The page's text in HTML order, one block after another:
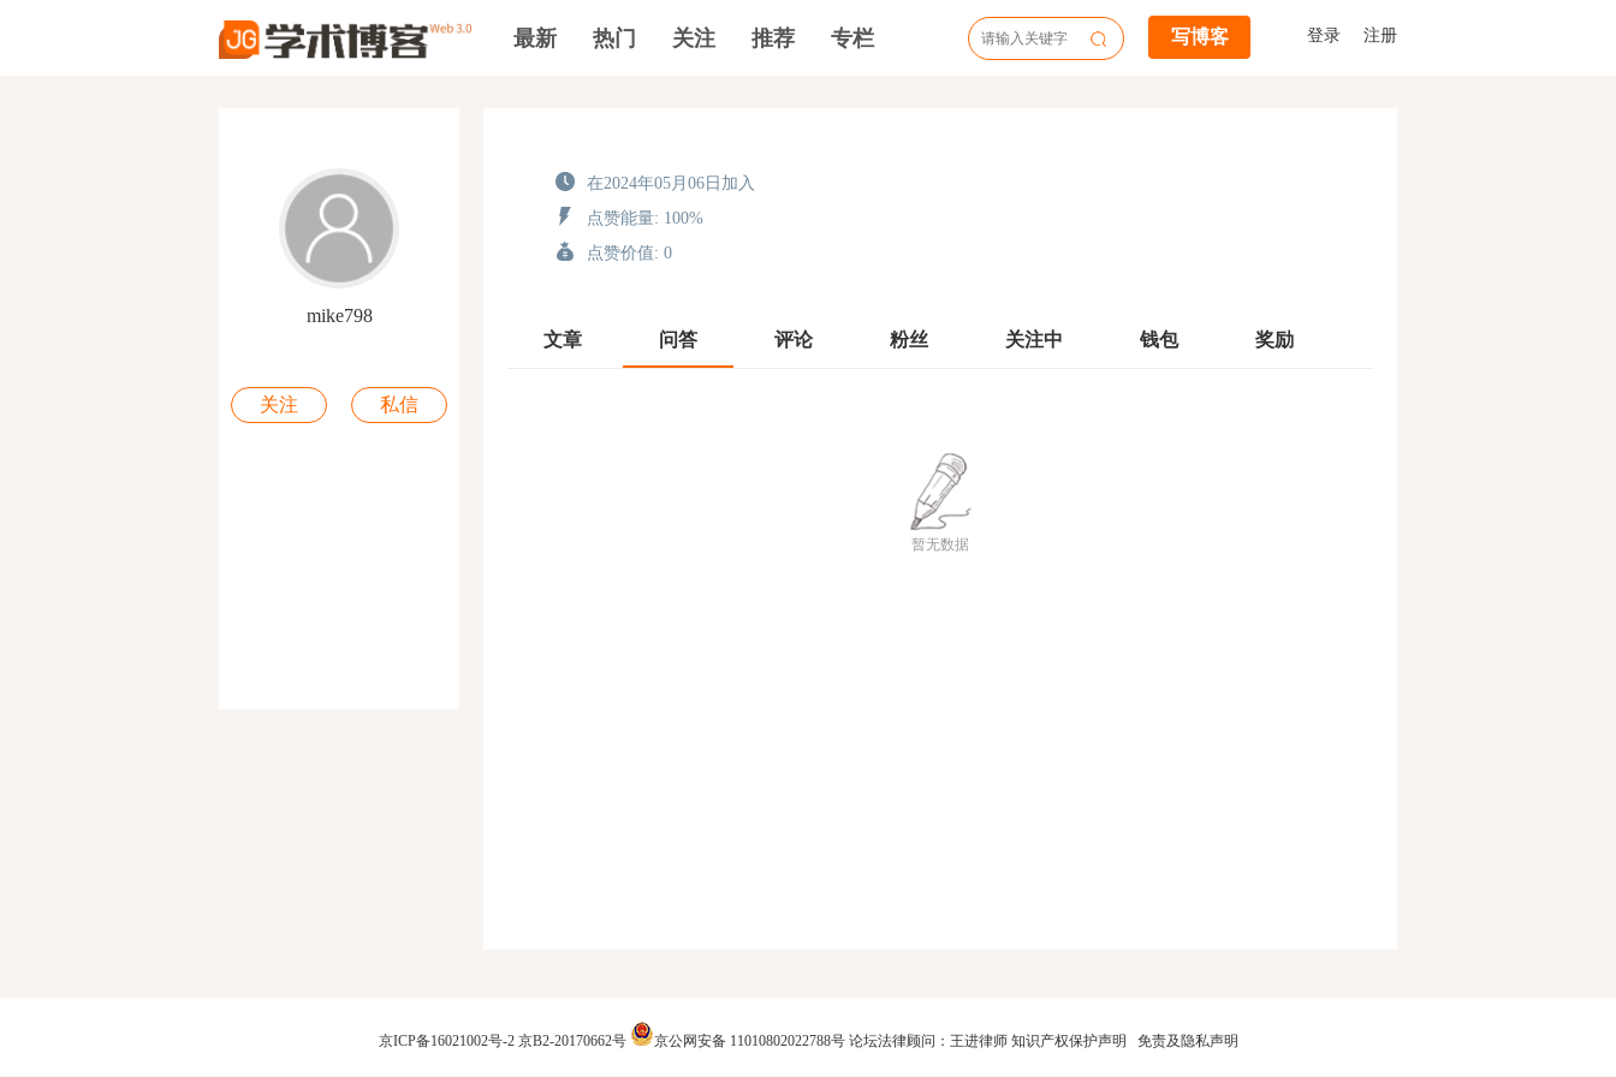
最新 热门 关注 推荐 专栏 写博客 登录 注册
mike798
关注 私信
在2024年05月06日加入
点赞能量: 100%
点赞价值: 0
文章 问答 评论 粉丝 关注中 钱包 奖励
暂无数据
京ICP备16021002号-2京B2-20170662号 京公网安备 11010802022788号 论坛法律顾问：王进律师 知识产权保护声明 免责及隐私声明